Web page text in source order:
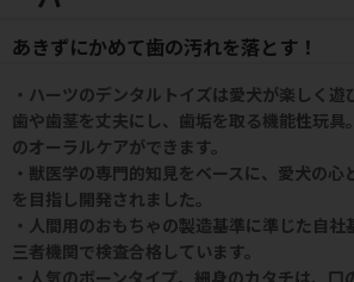
あきずにかめて歯の汚れを落とす！
・ハーツのデンタルトイズは愛犬が楽しく遊
歯や歯茎を丈夫にし、歯垢を取る機能性玩具
のオーラルケアができます。
・獣医学の専門的知見をベースに、愛犬の
を目指し開発されました。
・人間用のおもちゃの製造基準に準じた自
三者機関で検査合格しています。